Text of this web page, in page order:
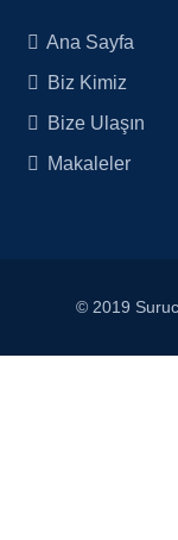
Ana Sayfa
Biz Kimiz
Bize Ulaşın
Makaleler
© 2019